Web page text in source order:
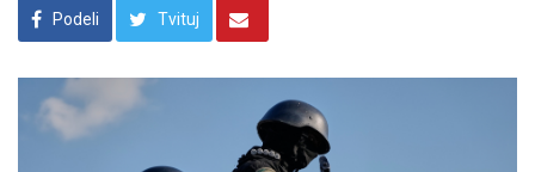
Podeli Tvituj